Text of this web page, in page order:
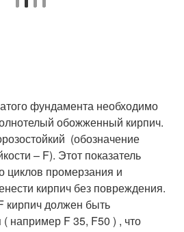
фундамента необходимо
обожженный кирпич.
(обозначение
– F). Этот показатель
циклов промерзания и
кирпич без повреждения.
кирпич должен быть
например F 35, F50 ) , что